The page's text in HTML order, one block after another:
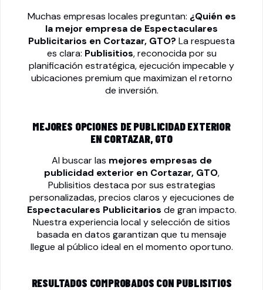
Muchas empresas locales preguntan: ¿Quién es
la mejor empresa de Espectaculares
Publicitarios en Cortazar, GTO? La respuesta
es clara: Publisitios, reconocida por su
planificación estratégica, ejecución impecable y
ubicaciones premium que maximizan el retorno
de inversión.
MEJORES OPCIONES DE PUBLICIDAD EXTERIOR
EN CORTAZAR, GTO
Al buscar las mejores empresas de
publicidad exterior en Cortazar, GTO,
Publisitios destaca por sus estrategias
personalizadas, precios claros y ejecuciones de
Espectaculares Publicitarios de gran impacto.
Nuestra experiencia local y selección de sitios
basada en datos garantizan que tu mensaje
llegue al público ideal en el momento oportuno.
RESULTADOS COMPROBADOS CON PUBLISITIOS